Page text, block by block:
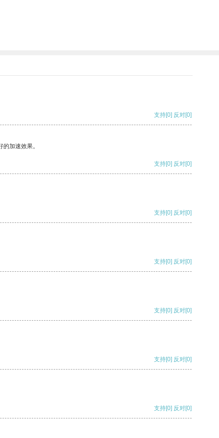
支持[0] 反对[0]
加速效果。
支持[0] 反对[0]
支持[0] 反对[0]
支持[0] 反对[0]
支持[0] 反对[0]
支持[0] 反对[0]
支持[0] 反对[0]